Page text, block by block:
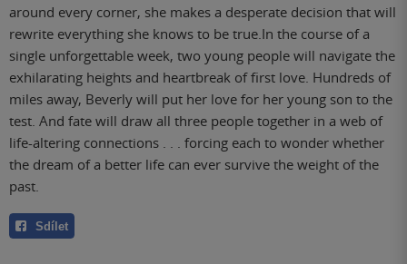
around every corner, she makes a desperate decision that will
rewrite everything she knows to be true.In the course of a
single unforgettable week, two young people will navigate the
exhilarating heights and heartbreak of first love. Hundreds of
miles away, Beverly will put her love for her young son to the
test. And fate will draw all three people together in a web of
life-altering connections . . . forcing each to wonder whether
the dream of a better life can ever survive the weight of the
past.
Sdílet